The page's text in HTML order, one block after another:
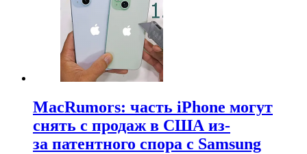
MacRumors: часть iPhone могут
снять с продаж в США из-
за патентного спора с Samsung